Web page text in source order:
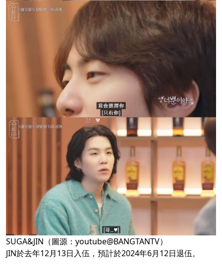
SUGA&JIN（圖源：youtube@BANGTANTV）
JIN於去年12月13日入伍，預計於2024年6月12日退伍。